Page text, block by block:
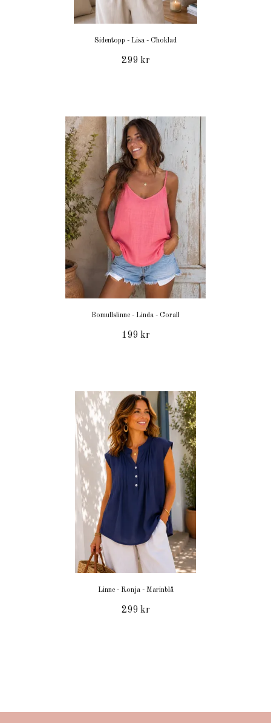
Sidentopp - Lisa - Choklad
299 kr
Bomullslinne - Linda - Corall
199 kr
Linne - Ronja - Marinblå
299 kr